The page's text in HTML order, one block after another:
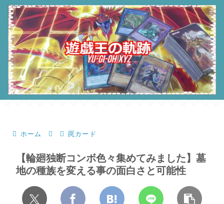
ホーム 罠カード
【輪廻独断コンボ色々集めてみました】墓
地の種族を変える事の面白さと可能性